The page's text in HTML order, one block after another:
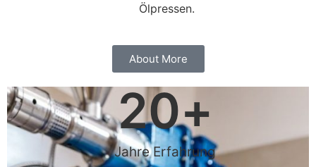
Ölpressen.
About More
20+
Jahre Erfahrung